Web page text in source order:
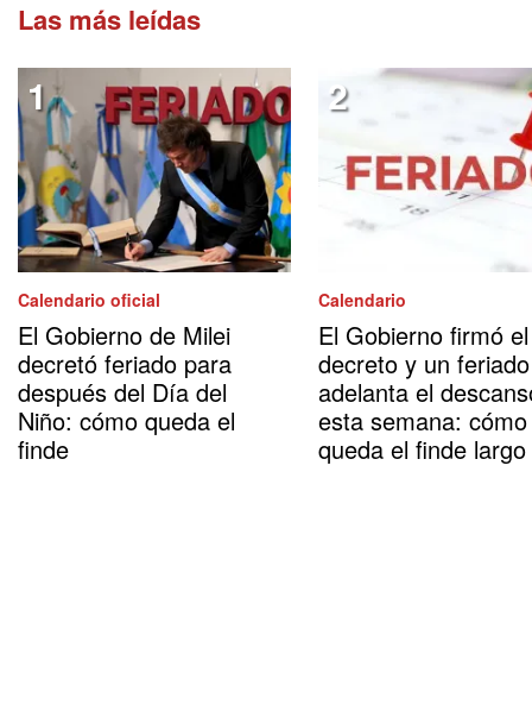
Las más leídas
Calendario oficial
El Gobierno de Milei
decretó feriado para
después del Día del
Niño: cómo queda el
finde
Calendario
El Gobierno firmó el
decreto y un feriado
adelanta el
esta semana: cómo
queda el finde largo